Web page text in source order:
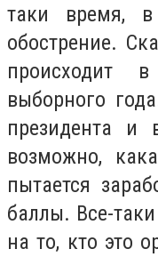
таки время, в
обострение.
происходит
выборного
президента и
возможно,
пытается
баллы. Все-
на то, кто это